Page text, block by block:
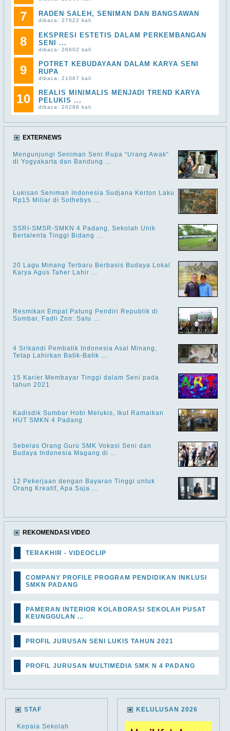
7 RADEN SALEH, SENIMAN DAN BANGSAWAN
dibaca: 27622 kali
8
EKSPRESI ESTETIS DALAM PERKEMBANGAN
SENI ...
dibaca: 26602 kali
9
POTRET KEBUDAYAAN DALAM KARYA SENI
RUPA
dibaca: 21067 kali
10
REALIS MINIMALIS MENJADI TREND KARYA
PELUKIS ...
dibaca: 20286 kali
EXTERNEWS
Mengunjungi Seniman Seni Rupa “Urang Awak”
di Yogyakarta dan Bandung ...
Lukisan Seniman Indonesia Sudjana Kerton Laku
Rp15 Miliar di Sothebys ...
SSRI-SMSR-SMKN 4 Padang, Sekolah Unik
Bertalenta Tinggi Bidang ...
20 Lagu Minang Terbaru Berbasis Budaya Lokal
Karya Agus Taher Lahir ...
Resmikan Empat Patung Pendiri Republik di
Sumbar, Fadli Zon: Satu ...
4 Srikandi Pembatik Indonesia Asal Minang,
Tetap Lahirkan Batik-Batik ...
15 Karier Membayar Tinggi dalam Seni pada
tahun 2021
Kadisdik Sumbar Hobi Melukis, Ikut Ramaikan
HUT SMKN 4 Padang
Sebelas Orang Guru SMK Vokasi Seni dan
Budaya Indonesia Magang di ...
12 Pekerjaan dengan Bayaran Tinggi untuk
Orang Kreatif, Apa Saja ...
REKOMENDASI VIDEO
TERAKHIR - VIDEOCLIP
COMPANY PROFILE PROGRAM PENDIDIKAN INKLUSI
SMKN PADANG
PAMERAN INTERIOR KOLABORASI SEKOLAH PUSAT
KEUNGGULAN ...
PROFIL JURUSAN SENI LUKIS TAHUN 2021
PROFIL JURUSAN MULTIMEDIA SMK N 4 PADANG
STAF
Kepala Sekolah
KELULUSAN 2026